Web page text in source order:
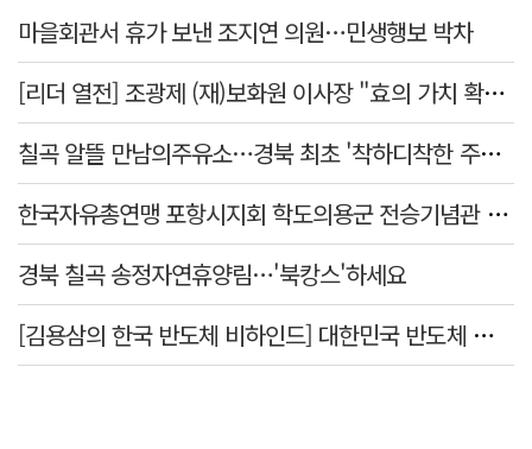
마을회관서 휴가 보낸 조지연 의원…민생행보 박차
[리더 열전] 조광제 (재)보화원 이사장 "효의 가치 확산 위해 젊은층 참여 이끌어낼 것"
칠곡 알뜰 만남의주유소…경북 최초 '착하디착한 주유소' 선정
한국자유총연맹 포항시지회 학도의용군 전승기념관 방문
경북 칠곡 송정자연휴양림…'북캉스'하세요
[김용삼의 한국 반도체 비하인드] 대한민국 반도체 신화의 출발